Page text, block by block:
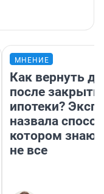
МНЕНИЕ
Как вернуть
после
ипотеки?
назвала
котором
не все